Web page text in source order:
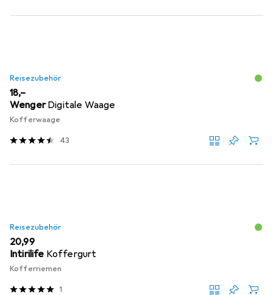
Reisezubehör
EUR
18,–
Wenger Digitale Waage
Kofferwaage
43
Reisezubehör
EUR
20,99
Intirilife Koffergurt
Kofferriemen
1